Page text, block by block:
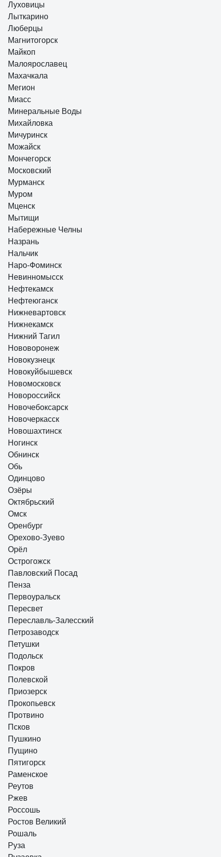
Луховицы
Лыткарино
Люберцы
Магнитогорск
Майкоп
Малоярославец
Махачкала
Мегион
Миасс
Минеральные Воды
Михайловка
Мичуринск
Можайск
Мончегорск
Московский
Мурманск
Муром
Мценск
Мытищи
Набережные Челны
Назрань
Нальчик
Наро-Фоминск
Невинномысск
Нефтекамск
Нефтеюганск
Нижневартовск
Нижнекамск
Нижний Тагил
Нововоронеж
Новокузнецк
Новокуйбышевск
Новомосковск
Новороссийск
Новочебоксарск
Новочеркасск
Новошахтинск
Ногинск
Обнинск
Обь
Одинцово
Озёры
Октябрьский
Омск
Оренбург
Орехово-Зуево
Орёл
Острогожск
Павловский Посад
Пенза
Первоуральск
Пересвет
Переславль-Залесский
Петрозаводск
Петушки
Подольск
Покров
Полевской
Приозерск
Прокопьевск
Протвино
Псков
Пушкино
Пущино
Пятигорск
Раменское
Реутов
Ржев
Россошь
Ростов Великий
Рошаль
Руза